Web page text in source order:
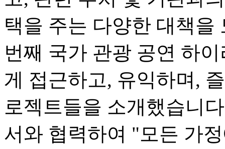
택을 주는 다양한 대책을
번째 국가 관광 공연 하
게 접근하고, 유익하며,
로젝트들을 소개했습니
서와 협력하여 "모든 가